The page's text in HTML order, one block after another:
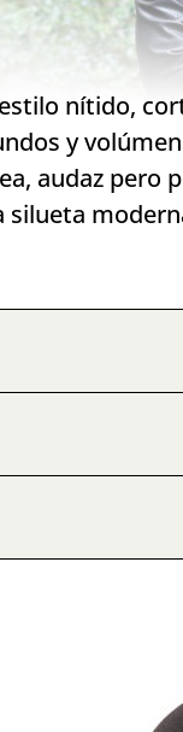
nítido,
y
audaz pero